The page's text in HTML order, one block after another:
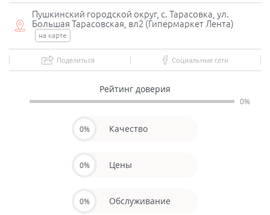
Пушкинский городской округ, с. Тарасовка, ул.
Большая Тарасовская, вл2 (Гипермаркет Лента)
на карте
Поделиться Социальные сети
Рейтинг доверия
0%
0% Качество
0% Цены
0% Обслуживание